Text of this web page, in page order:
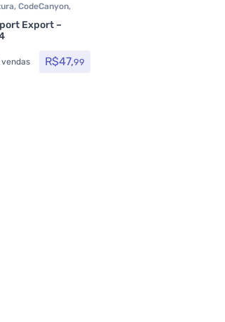
, CodeCanyon,
e Backup
Plugins
Export –
vendas R$47,99